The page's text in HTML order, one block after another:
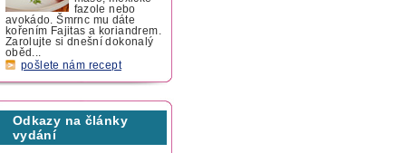
fazole nebo
avokádo. Šmrnc mu dáte
kořením Fajitas a koriandrem.
Zarolujte si dnešní dokonalý
oběd...
pošlete nám recept
Odkazy na články
vydání